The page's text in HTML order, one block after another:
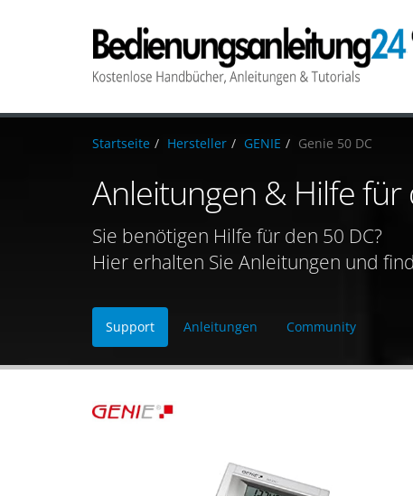
Startseite Hersteller GENIE Genie 50 DC
Anleitungen & Hilfe für
Sie benötigen Hilfe für den 50 DC?
Hier erhalten Sie Anleitungen und
Support Anleitungen Community